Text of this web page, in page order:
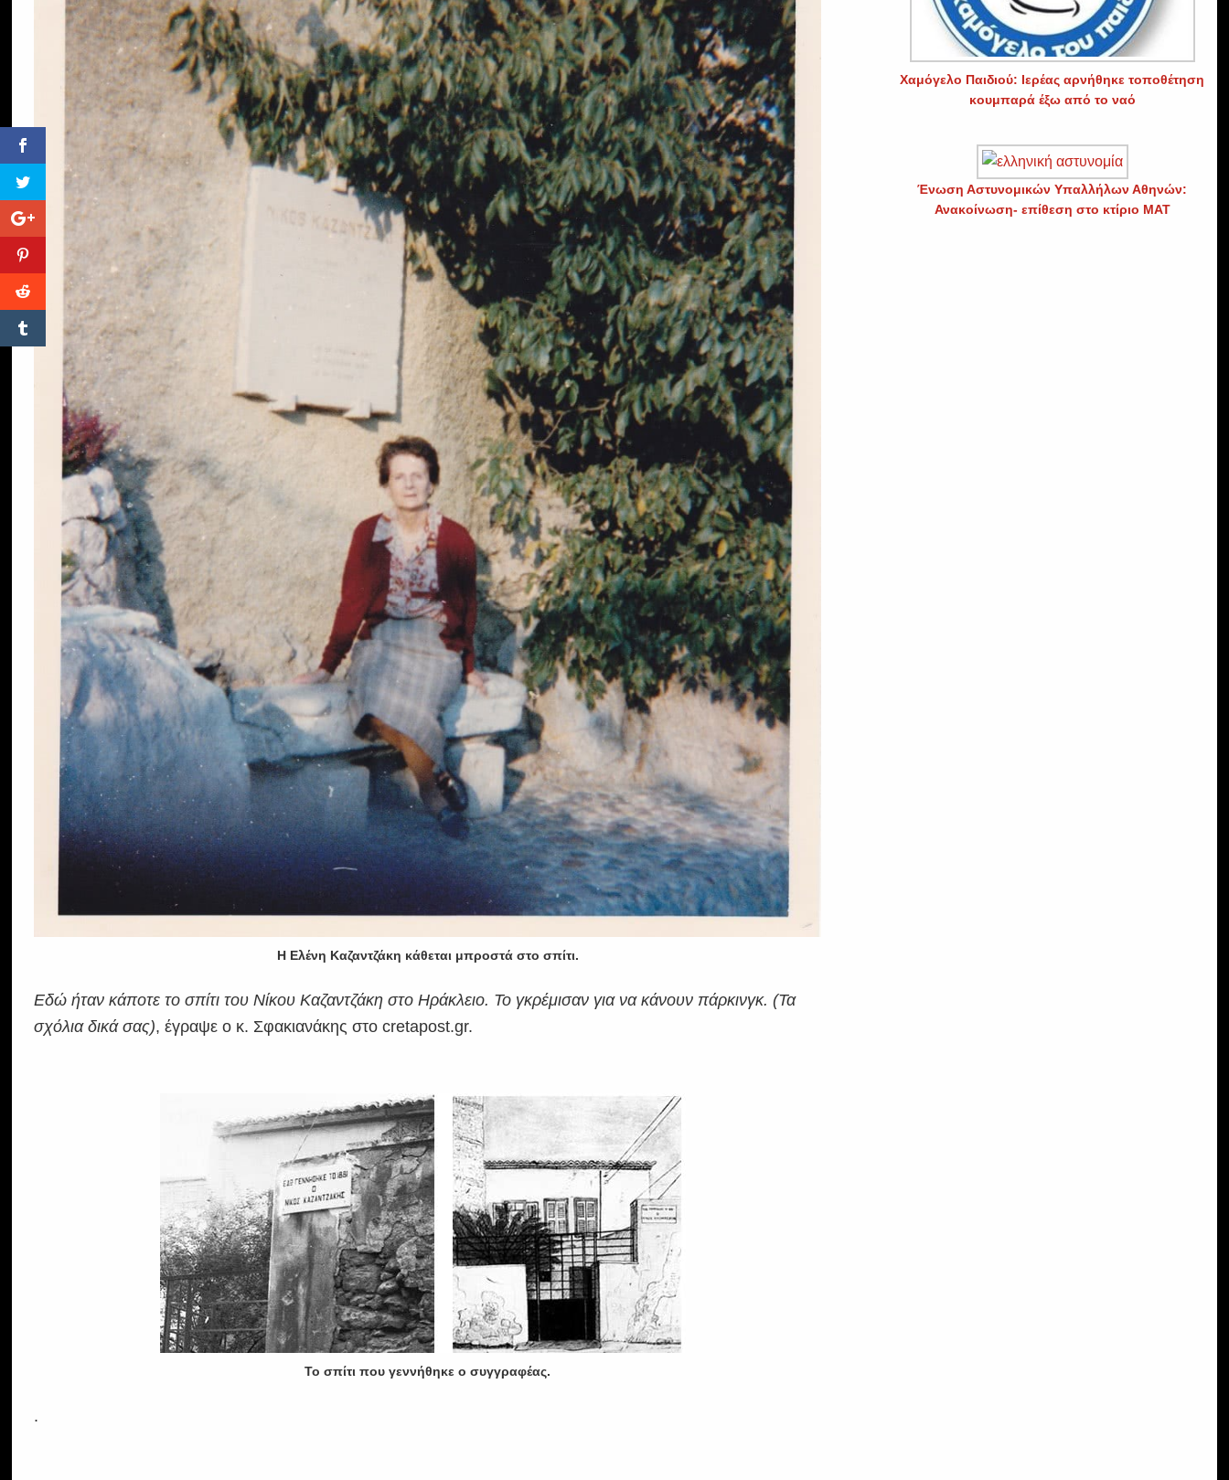
Η Ελένη Καζαντζάκη κάθεται μπροστά στο σπίτι.
Εδώ ήταν κάποτε το σπίτι του Νίκου Καζαντζάκη στο Ηράκλειο. Το γκρέμισαν για να κάνουν πάρκινγκ. (Τα
σχόλια δικά σας), έγραψε ο κ. Σφακιανάκης στο cretapost.gr.
Το σπίτι που γεννήθηκε ο συγγραφέας.
.
Χαμόγελο Παιδιού: Ιερέας αρνήθηκε τοποθέτηση
κουμπαρά έξω από το ναό
Ένωση Αστυνομικών Υπαλλήλων Αθηνών:
Ανακοίνωση- επίθεση στο κτίριο ΜΑΤ